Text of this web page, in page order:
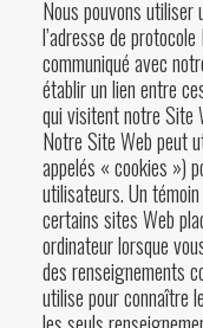
Nous pouvons
l’adresse de
communiqué avec
établir un lien entre
qui visitent notre Site
Notre Site Web peut
appelés « cookies »)
utilisateurs. Un
certains sites Web
ordinateur lorsque
des renseignements
utilise pour connaître